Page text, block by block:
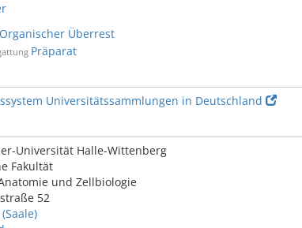
Organischer Überrest
Präparat
Universitätssammlungen in Deutschland
Universität Halle-Wittenberg
Fakultät
und Zellbiologie
52